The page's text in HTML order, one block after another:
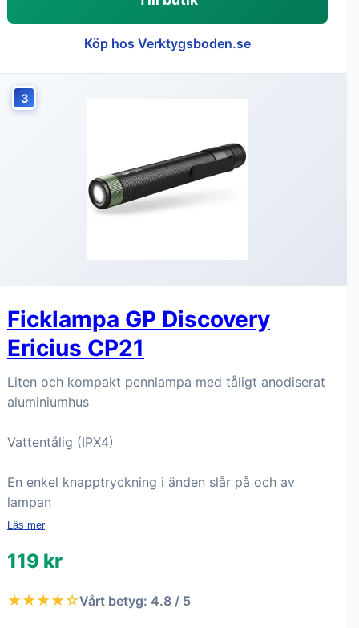
Köp hos Verktygsboden.se
3
Ficklampa GP Discovery
Ericius CP21
Liten och kompakt pennlampa med tåligt anodiserat
aluminiumhus
Vattentålig (IPX4)
En enkel knapptryckning i änden slår på och av
lampan
Läs mer
119 kr
★★★★☆Vårt betyg: 4.8 / 5